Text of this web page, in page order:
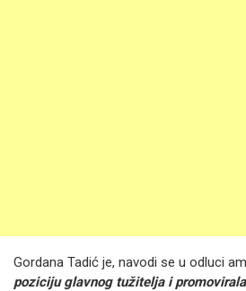
Gordana Tadić je, navodi se u odluci
poziciju glavnog tužitelja i